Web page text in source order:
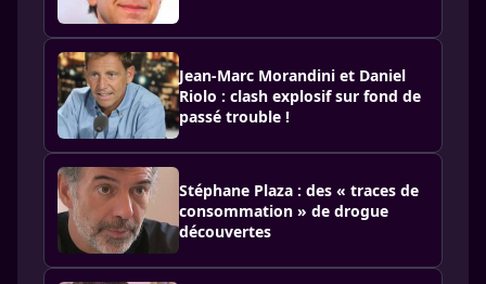
Jean-Marc Morandini et Daniel
Riolo : clash explosif sur fond de
passé trouble !
Stéphane Plaza : des « traces de
consommation » de drogue
découvertes